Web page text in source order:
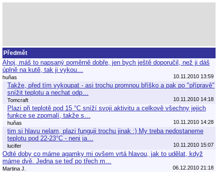
Předmět
Ahoj, máš to napsaný poměrně dobře, jen bych ještě doporučil, než ji dáš
úplně na kutě, tak ji vykou…
huňas 10.11.2010 13:59
Takže, před tím vykoupat - asi trochu promnou bříško a pak po "přípravě"
snížit teplotu a nechat odp…
Tomcraft 10.11.2010 14:18
Plazi při teplotě pod 15 °C sníží svoji aktivitu a celkově všechny jejich
funkce se zpomalí, takže s…
huňas 10.11.2010 14:28
tim si hlavu nelam, plazi funguji trochu jinak :) My treba nedostaneme
teplotu pod 22-23°C - neni ja…
lucifer 10.11.2010 15:07
Odté doby co máme agamky mi ovšem vrtá hlavou, jak to udělat, když
máme dvě. Jedna se teď po třech m…
Martina J. 06.12.2010 21:18